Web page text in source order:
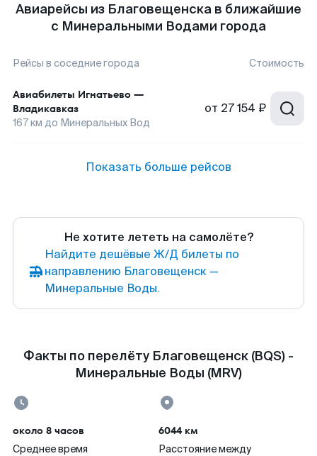
Авиарейсы из Благовещенска в ближайшие
с Минеральными Водами города
Рейсы в соседние города Стоимость
Авиабилеты Игнатьево —
Владикавказ
167км до Минеральных Вод
от 27 154 ₽
Показать больше рейсов
Не хотите лететь на самолёте?
Найдите дешёвые Ж/Д билеты по
направлению Благовещенск —
Минеральные Воды.
Факты по перелёту Благовещенск (BQS) -
Минеральные Воды (MRV)
около 8 часов
Среднее время
6044 км
Расстояние между